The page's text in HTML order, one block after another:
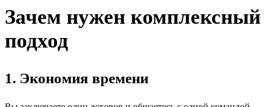
Зачем нужен комплексный
подход
1. Экономия времени